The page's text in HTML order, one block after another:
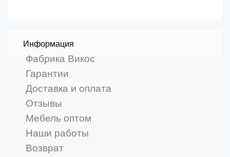
Информация
Фабрика Викос
Гарантии
Доставка и оплата
Отзывы
Мебель оптом
Наши работы
Возврат